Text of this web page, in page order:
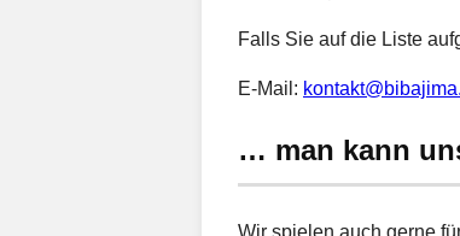
Falls Sie auf die Liste
E-Mail:
… man kann